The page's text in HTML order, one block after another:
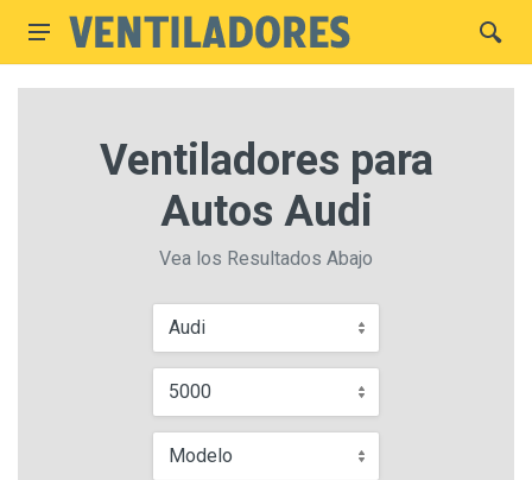
Ventiladores para
Autos Audi
Vea los Resultados Abajo
Audi
5000
Modelo